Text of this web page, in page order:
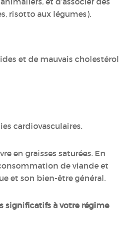
risotto aux légumes).
et de mauvais cholestérol
cardiovasculaires.
en graisses saturées. En
de viande et
et son bien-être général.
significatifs à votre régime